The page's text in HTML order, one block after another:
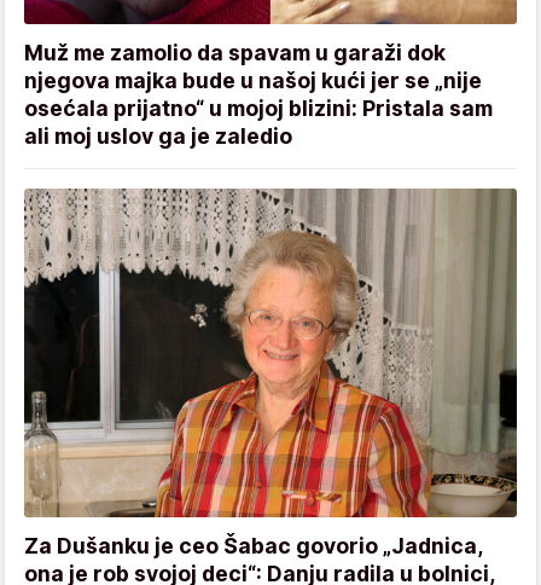
Muž me zamolio da spavam u garaži dok
njegova majka bude u našoj kući jer se „nije
osećala prijatno“ u mojoj blizini: Pristala sam
ali moj uslov ga je zaledio
Za Dušanku je ceo Šabac govorio „Jadnica,
ona je rob svojoj deci“: Danju radila u bolnici,